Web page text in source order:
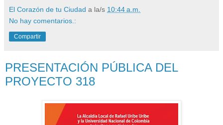
El Corazón de tu Ciudad a la/s 10:44 a.m.
No hay comentarios.:
Compartir
PRESENTACIÓN PÚBLICA DEL
PROYECTO 318